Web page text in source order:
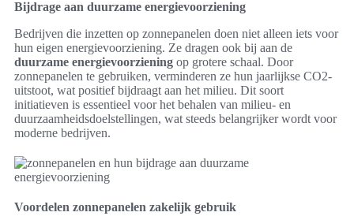
Bijdrage aan duurzame energievoorziening
Bedrijven die inzetten op zonnepanelen doen niet alleen iets voor
hun eigen energievoorziening. Ze dragen ook bij aan de
duurzame energievoorziening op grotere schaal. Door
zonnepanelen te gebruiken, verminderen ze hun jaarlijkse CO2-
uitstoot, wat positief bijdraagt aan het milieu. Dit soort
initiatieven is essentieel voor het behalen van milieu- en
duurzaamheidsdoelstellingen, wat steeds belangrijker wordt voor
moderne bedrijven.
Voordelen zonnepanelen zakelijk gebruik